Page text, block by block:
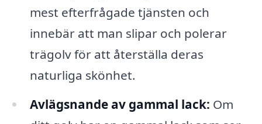
mest efterfrågade tjänsten och
innebär att man slipar och polerar
trägolv för att återställa deras
naturliga skönhet.
Avlägsnande av gammal lack: Om